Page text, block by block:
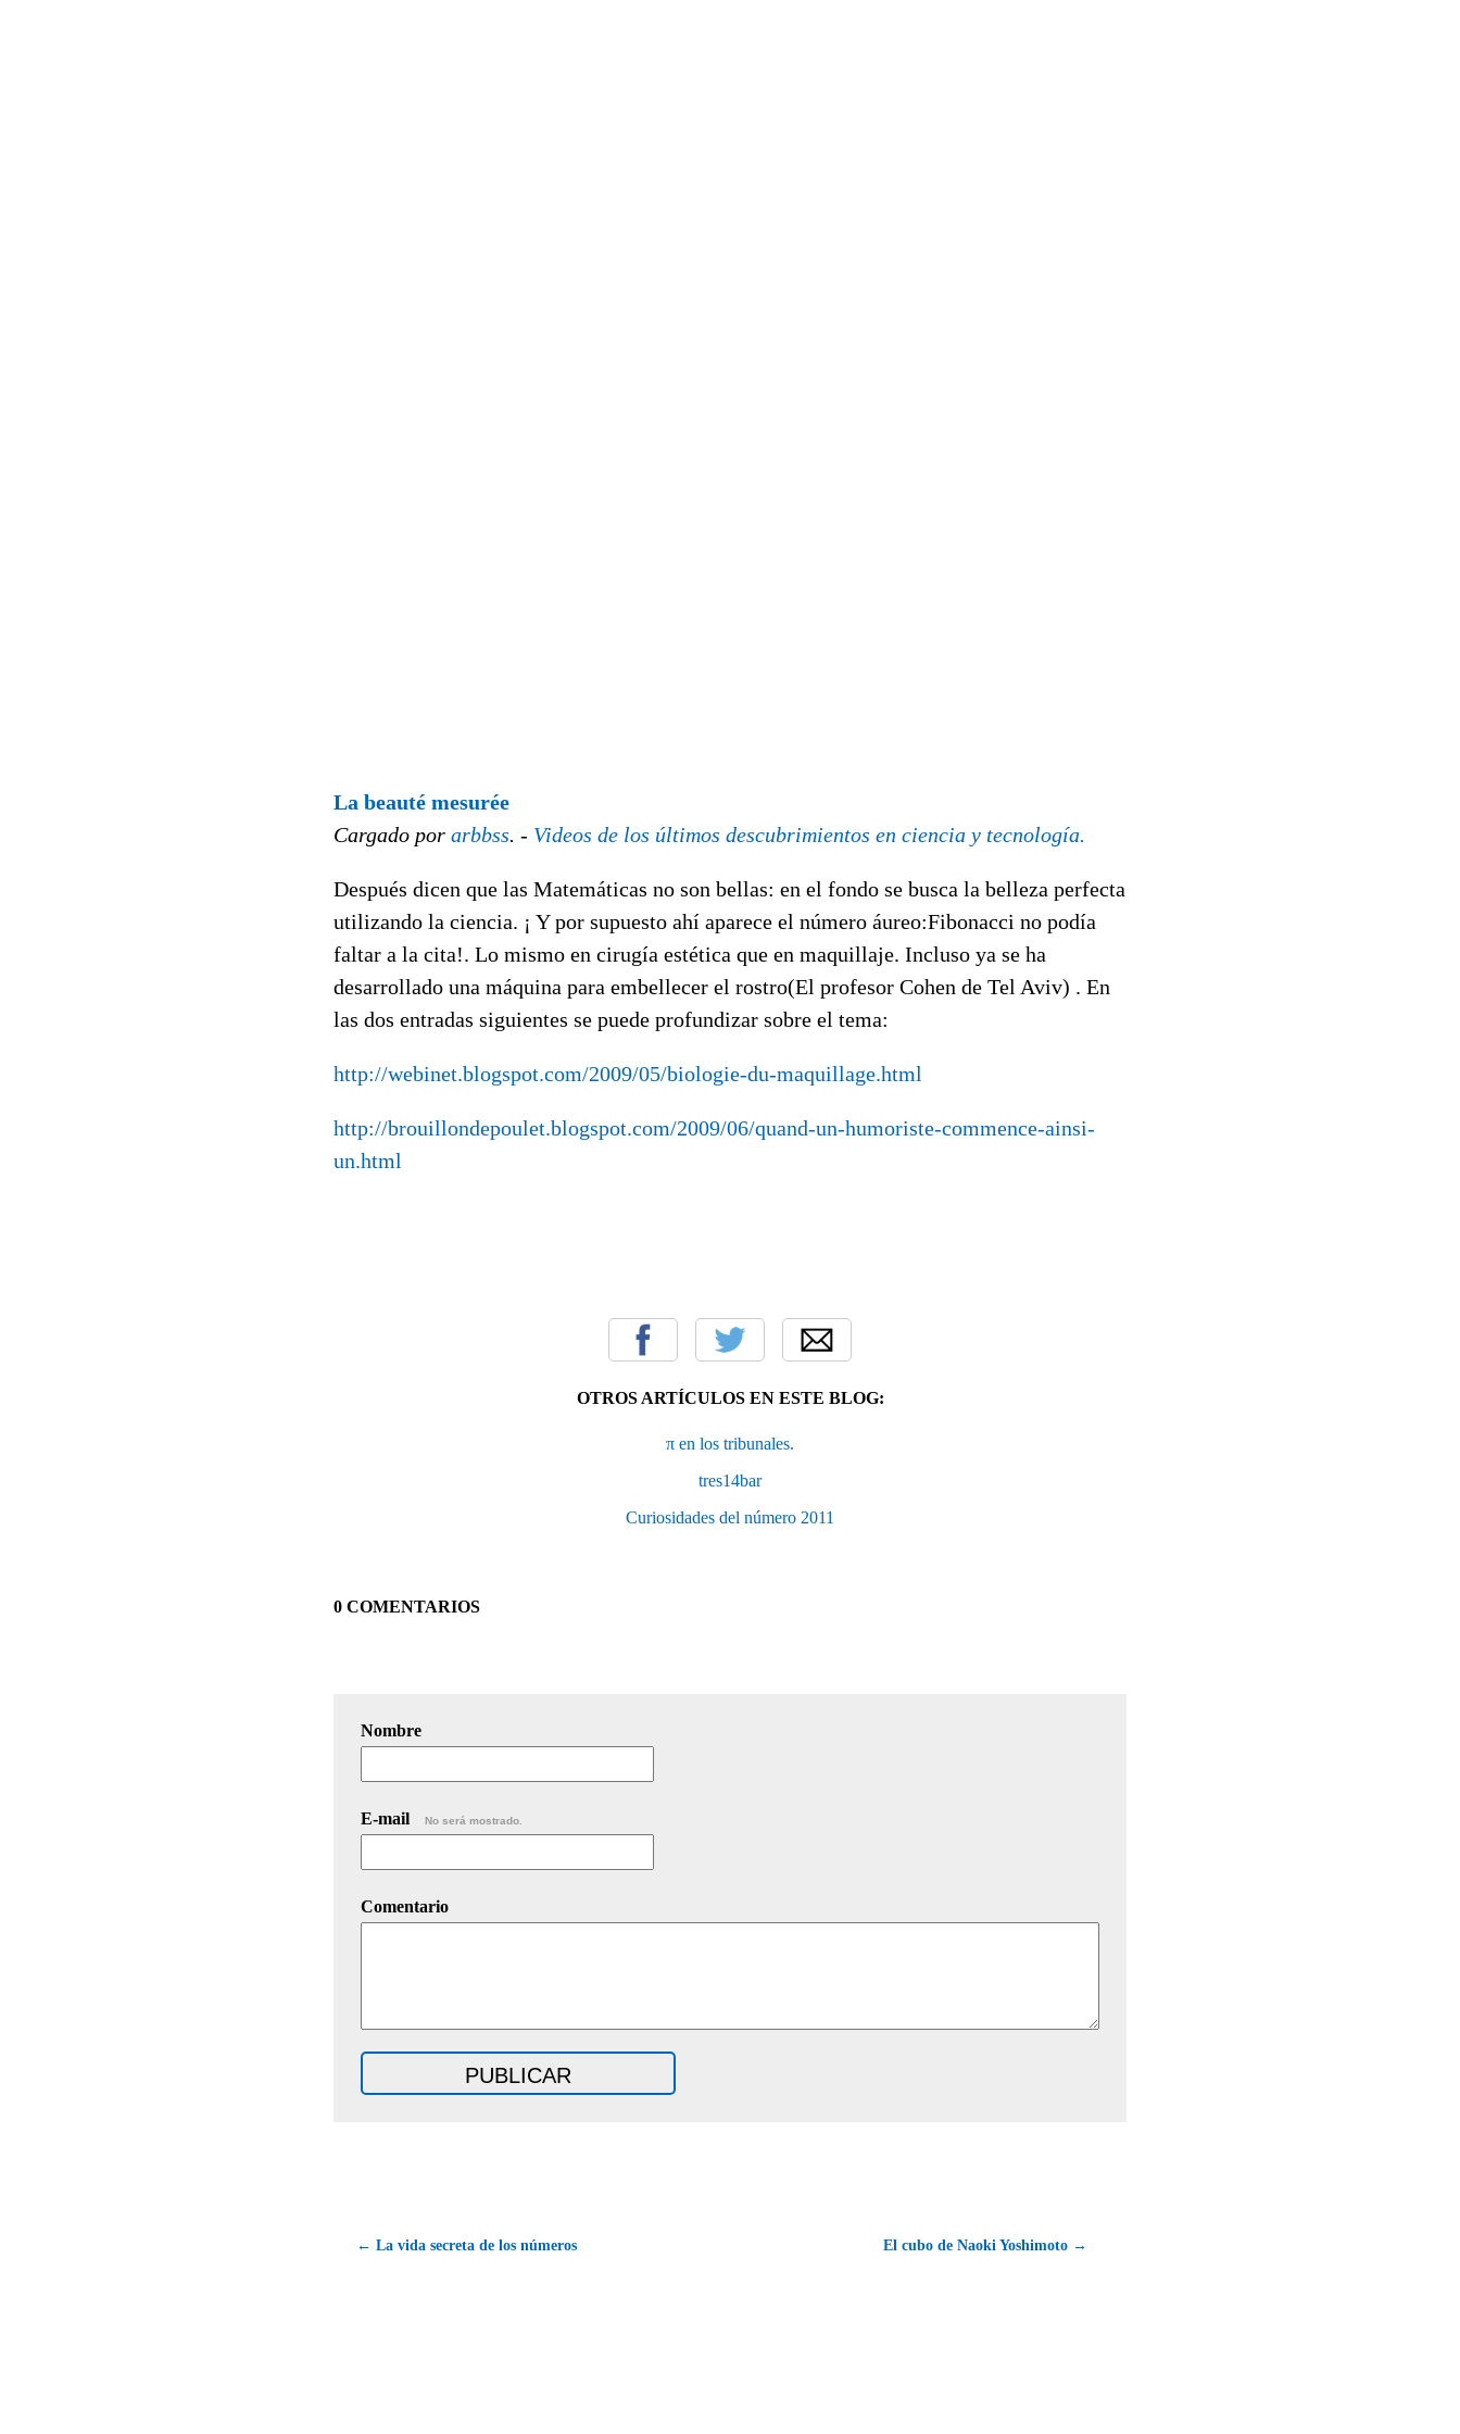
La beauté mesurée
Cargado por arbbss. - Videos de los últimos descubrimientos en ciencia y tecnología.
Después dicen que las Matemáticas no son bellas: en el fondo se busca la belleza perfecta
utilizando la ciencia. ¡ Y por supuesto ahí aparece el número áureo:Fibonacci no podía
faltar a la cita!. Lo mismo en cirugía estética que en maquillaje. Incluso ya se ha
desarrollado una máquina para embellecer el rostro(El profesor Cohen de Tel Aviv) . En
las dos entradas siguientes se puede profundizar sobre el tema:
http://webinet.blogspot.com/2009/05/biologie-du-maquillage.html
http://brouillondepoulet.blogspot.com/2009/06/quand-un-humoriste-commence-ainsi-
un.html
OTROS ARTÍCULOS EN ESTE BLOG:
π en los tribunales.
tres14bar
Curiosidades del número 2011
0 COMENTARIOS
Nombre
E-mail No será mostrado.
Comentario
← La vida secreta de los números El cubo de Naoki Yoshimoto →